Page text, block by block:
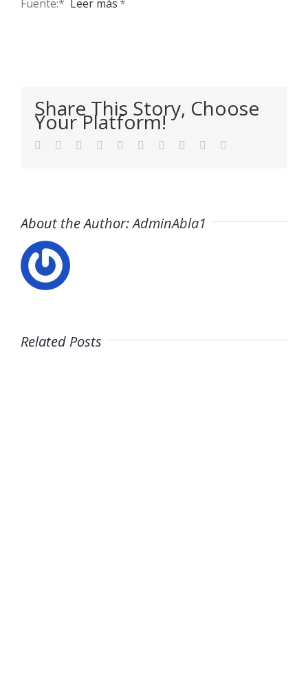
Fuente:* ​ Leer más*
Share This Story, Choose
Your Platform!
Facebook
TwitterLinkedIn
Reddit WhatsApp
TumblrPinterest Xing
About the Author:AdminAbla1
Related Posts